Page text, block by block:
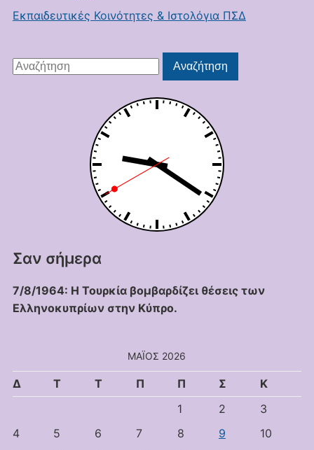
Εκπαιδευτικές Κοινότητες & Ιστολόγια ΠΣΔ
Αναζήτηση
για:
Αναζήτηση
Σαν σήμερα
7/8/1964: Η Τουρκία βομβαρδίζει θέσεις των
Ελληνοκυπρίων στην Κύπρο.
ΜΆΙΟΣ 2026
Δ Τ Τ Π Π Σ
Κ
1
2
3
4
5 6 7 8 9
10